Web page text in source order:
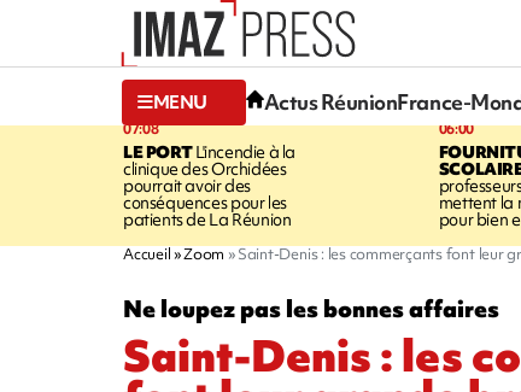
MENU Actus RéunionFrance-
07:08
LE PORTL'incendie à la
clinique des Orchidées
pourrait avoir des
conséquences pour les
patients de La Réunion
06:00
mettent la
pour bien
Accueil Zoom Saint-Denis : les commerçants font leur
Ne loupez pas les bonnes affaires
Saint-Denis : les